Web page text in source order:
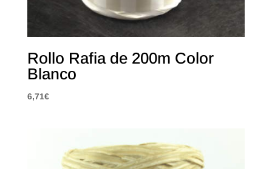
Rollo Rafia de 200m Color
Blanco
6,71€